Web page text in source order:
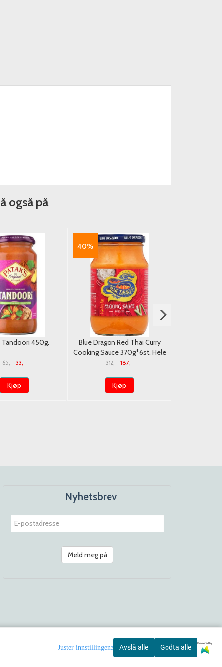
også på
Tandoori 450g.
65,- 33,-
Kjøp
40%
Blue Dragon Red Thai Curry
Cooking Sauce 370g*6st. Hele
Eske/Dato
312,- 187,-
Kjøp
Nyhetsbrev
Meld meg på
Avslå alle Godta alle
Powered by
Juster innstillingene